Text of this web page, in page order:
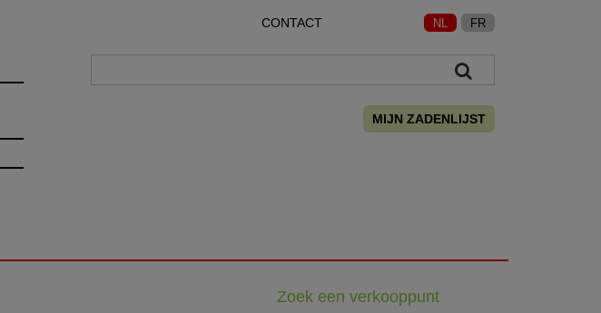
CONTACT NL FR
MIJN ZADENLIJST
Zoek een verkooppunt